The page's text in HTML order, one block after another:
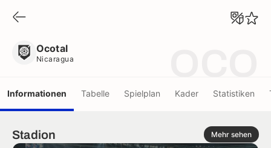
Ocotal
Nicaragua
Informationen Tabelle Spielplan Kader Statistiken
Stadion Mehr sehen